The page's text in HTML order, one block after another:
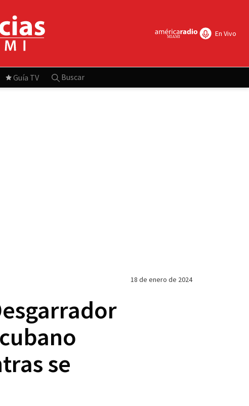
En Vivo
Guía TV Buscar
18 de enero de 2024
se